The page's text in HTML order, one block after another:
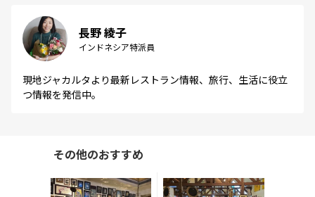
長野 綾子
インドネシア特派員
現地ジャカルタより最新レストラン情報、旅行、生活に役立
つ情報を発信中。
その他のおすすめ